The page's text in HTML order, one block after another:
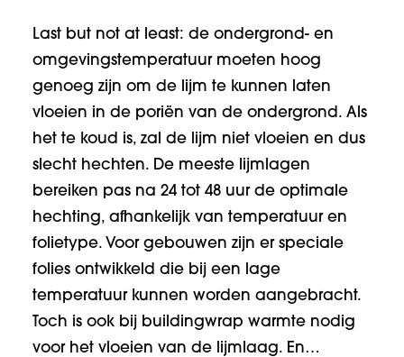
Last but not at least: de ondergrond- en
omgevingstemperatuur moeten hoog
genoeg zijn om de lijm te kunnen laten
vloeien in de poriën van de ondergrond. Als
het te koud is, zal de lijm niet vloeien en dus
slecht hechten. De meeste lijmlagen
bereiken pas na 24 tot 48 uur de optimale
hechting, afhankelijk van temperatuur en
folietype. Voor gebouwen zijn er speciale
folies ontwikkeld die bij een lage
temperatuur kunnen worden aangebracht.
Toch is ook bij buildingwrap warmte nodig
voor het vloeien van de lijmlaag. En…